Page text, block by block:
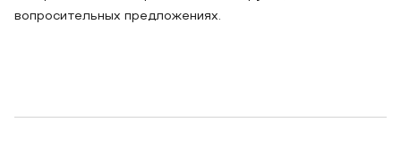
вопросительных предложениях.